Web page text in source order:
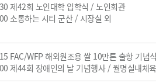
제42회 노인대학 입학식 / 노인회관
소통하는 시티 군산 / 시장실 외
FAC/WFP 해외원조용 쌀 10만톤 출항 기념
제44회 장애인의 날 기념행사 / 월명실내체